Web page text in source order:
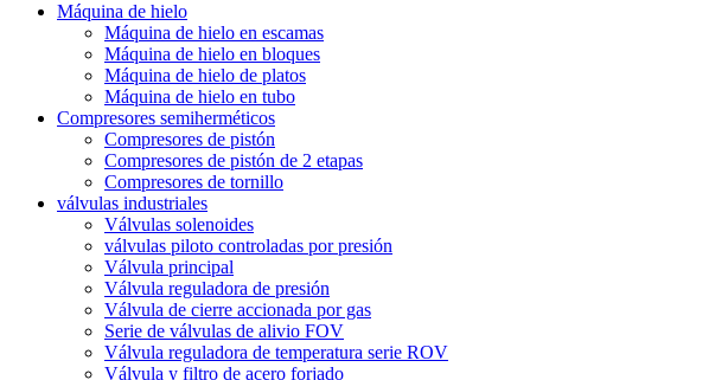
Máquina de hielo
Máquina de hielo en escamas
Máquina de hielo en bloques
Máquina de hielo de platos
Máquina de hielo en tubo
Compresores semiherméticos
Compresores de pistón
Compresores de pistón de 2 etapas
Compresores de tornillo
válvulas industriales
Válvulas solenoides
válvulas piloto controladas por presión
Válvula principal
Válvula reguladora de presión
Válvula de cierre accionada por gas
Serie de válvulas de alivio FOV
Válvula reguladora de temperatura serie ROV
Válvula y filtro de acero forjado